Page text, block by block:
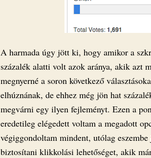
A harmada úgy jött ki, hogy amikor a
százalék alatti volt azok aránya, akik azt
megnyerné a soron következő
elhúznának, de ehhez még jön hat
megvárni egy ilyen fejleményt. Ezen a
eredetileg elégedett voltam a megadott
végiggondoltam mindent, utólag
biztosítani klikkolási lehetőséget, akik